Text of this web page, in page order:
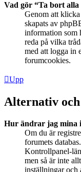
Vad gör “Ta bort alla
Genom att klicka
skapats av
information som
reda på vilka
med att logga in
forumcookies.
Upp
Alternativ
Hur ändrar jag mina
Om du är
forumets
Kontrollpanel-
men så är inte
inställningar och